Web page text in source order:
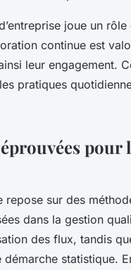
joue un
continue est
leur engagement.
pratiques
repose sur des
dans la gestion
des flux, tandis
statistique.